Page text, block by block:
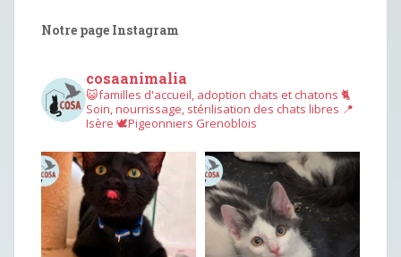
Notre page Instagram
cosaanimalia
😺familles d'accueil, adoption chats et chatons 🐈
Soin, nourrissage, stérilisation des chats libres 📍
Isère 🕊︎Pigeonniers Grenoblois